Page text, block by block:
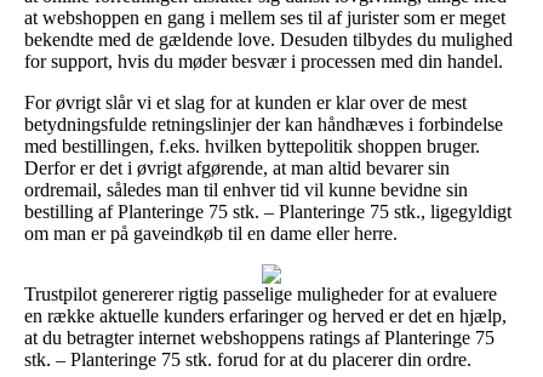
at webshoppen en gang i mellem ses til af jurister som er meget
bekendte med de gældende love. Desuden tilbydes du mulighed
for support, hvis du møder besvær i processen med din handel.
For øvrigt slår vi et slag for at kunden er klar over de mest
betydningsfulde retningslinjer der kan håndhæves i forbindelse
med bestillingen, f.eks. hvilken byttepolitik shoppen bruger.
Derfor er det i øvrigt afgørende, at man altid bevarer sin
ordremail, således man til enhver tid vil kunne bevidne sin
bestilling af Planteringe 75 stk. – Planteringe 75 stk., ligegyldigt
om man er på gaveindkøb til en dame eller herre.
Trustpilot genererer rigtig passelige muligheder for at evaluere
en række aktuelle kunders erfaringer og herved er det en hjælp,
at du betragter internet webshoppens ratings af Planteringe 75
stk. – Planteringe 75 stk. forud for at du placerer din ordre.